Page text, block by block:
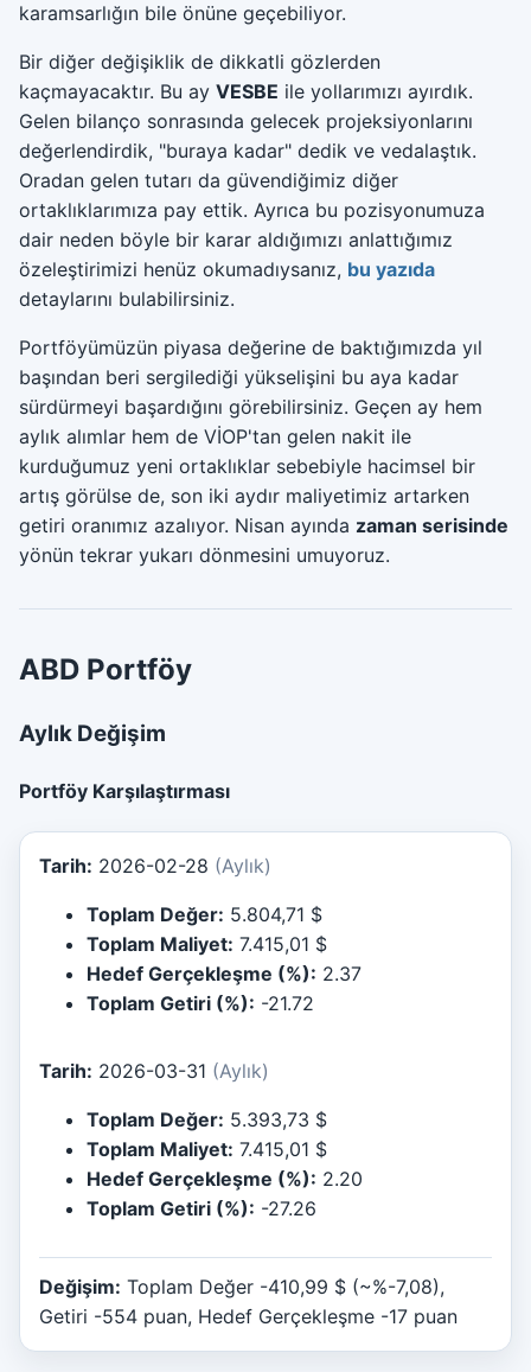
karamsarlığın bile önüne geçebiliyor.
Bir diğer değişiklik de dikkatli gözlerden
kaçmayacaktır. Bu ay VESBE ile yollarımızı ayırdık.
Gelen bilanço sonrasında gelecek projeksiyonlarını
değerlendirdik, "buraya kadar" dedik ve vedalaştık.
Oradan gelen tutarı da güvendiğimiz diğer
ortaklıklarımıza pay ettik. Ayrıca bu pozisyonumuza
dair neden böyle bir karar aldığımızı anlattığımız
özeleştirimizi henüz okumadıysanız, bu yazıda
detaylarını bulabilirsiniz.
Portföyümüzün piyasa değerine de baktığımızda yıl
başından beri sergilediği yükselişini bu aya kadar
sürdürmeyi başardığını görebilirsiniz. Geçen ay hem
aylık alımlar hem de VİOP'tan gelen nakit ile
kurduğumuz yeni ortaklıklar sebebiyle hacimsel bir
artış görülse de, son iki aydır maliyetimiz artarken
getiri oranımız azalıyor. Nisan ayında zaman serisinde
yönün tekrar yukarı dönmesini umuyoruz.
ABD Portföy
Aylık Değişim
Portföy Karşılaştırması
Tarih: 2026-02-28 (Aylık)
Toplam Değer: 5.804,71 $
Toplam Maliyet: 7.415,01 $
Hedef Gerçekleşme (%): 2.37
Toplam Getiri (%): -21.72
Tarih: 2026-03-31 (Aylık)
Toplam Değer: 5.393,73 $
Toplam Maliyet: 7.415,01 $
Hedef Gerçekleşme (%): 2.20
Toplam Getiri (%): -27.26
Değişim: Toplam Değer -410,99 $ (~%-7,08),
Getiri -554 puan, Hedef Gerçekleşme -17 puan